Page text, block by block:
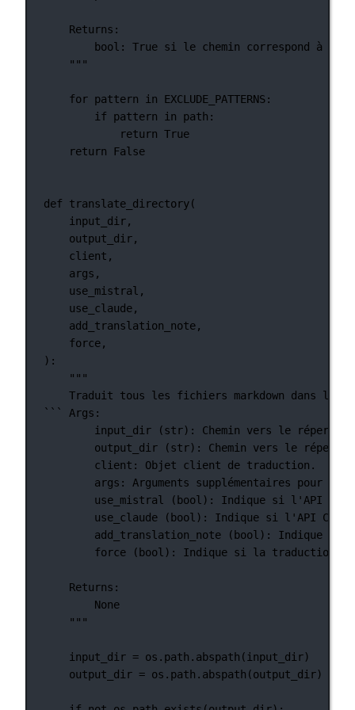
Returns:
bool: True si le chemin correspond à
"""
for pattern in EXCLUDE_PATTERNS:
if pattern in path:
return True
return
False
def translate_directory(
input_dir,
output_dir,
client,
args,
use_mistral,
use_claude,
add_translation_note,
force,
):
"""
Traduit tous les fichiers markdown dans le
``` Args:
input_dir (str): Chemin vers le
output_dir (str): Chemin vers le
client: Objet client de traduction.
args: Arguments supplémentaires pour la
use_mistral (bool): Indique si l'API
use_claude (bool): Indique si l'API
add_translation_note (bool): Indique si
force (bool): Indique si la traduction
Returns:
None
"""
input_dir = os.path.abspath(input_dir)
output_dir = os.path.abspath(output_dir)